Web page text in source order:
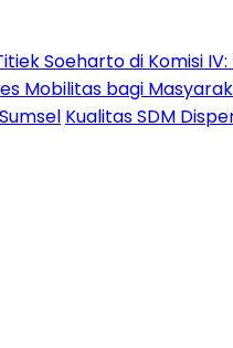
Soeharto di Komisi
Mobilitas bagi
Kualitas SDM